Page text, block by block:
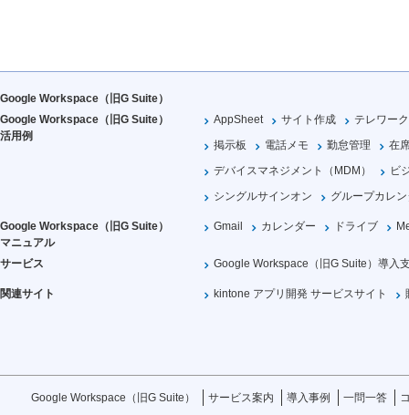
Google Workspace（旧G Suite）
Google Workspace（旧G Suite）
活用例
AppSheet サイト作成
テレワーク
掲示板
電話メモ 勤怠管理
在
デバイスマネジメント（MDM）
ビ
シングルサインオン
グループカレ
Google Workspace（旧G Suite）
マニュアル
Gmail カレンダー ドライブ
サービス Google Workspace（旧G Suite）導入
関連サイト kintone アプリ開発 サービスサイト
Google Workspace（旧G Suite） サービス案内 導入事例 一問一答